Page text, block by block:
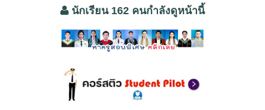
นักเรียน 162 คนกำลังดูหน้านี้